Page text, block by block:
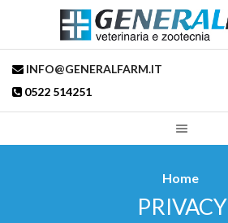
INFO@GENERALFARM.IT
0522 514251
Home
PRIVACY